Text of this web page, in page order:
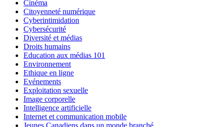
Cinéma
Citoyenneté numérique
Cyberintimidation
Cybersécurité
Diversité et médias
Droits humains
Education aux médias 101
Environnement
Ethique en ligne
Evénements
Exploitation sexuelle
Image corporelle
Intelligence artificielle
Internet et communication mobile
Jeunes Canadiens dans un monde branché